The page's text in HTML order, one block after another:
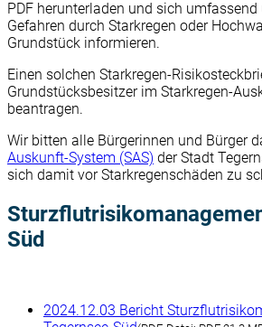
PDF herunterladen und sich
Gefahren durch Starkregen oder
Grundstück informieren.
Einen solchen Starkregen-
Grundstücksbesitzer im Starkregen-
beantragen.
Wir bitten alle Bürgerinnen und Bürger
Auskunft-System (SAS) der Stadt
sich damit vor Starkregenschäden zu
Süd
2024.12.03 Bericht